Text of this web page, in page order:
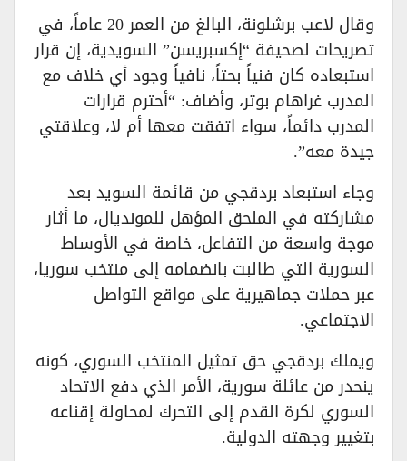
وقال لاعب برشلونة، البالغ من العمر 20 عاماً، في
تصريحات لصحيفة “إكسبريسن” السويدية، إن قرار
استبعاده كان فنياً بحتاً، نافياً وجود أي خلاف مع
المدرب غراهام بوتر، وأضاف: “أحترم قرارات
المدرب دائماً، سواء اتفقت معها أم لا، وعلاقتي
جيدة معه”.
وجاء استبعاد بردقجي من قائمة السويد بعد
مشاركته في الملحق المؤهل للمونديال، ما أثار
موجة واسعة من التفاعل، خاصة في الأوساط
السورية التي طالبت بانضمامه إلى منتخب سوريا،
عبر حملات جماهيرية على مواقع التواصل
الاجتماعي.
ويملك بردقجي حق تمثيل المنتخب السوري، كونه
ينحدر من عائلة سورية، الأمر الذي دفع الاتحاد
السوري لكرة القدم إلى التحرك لمحاولة إقناعه
بتغيير وجهته الدولية.